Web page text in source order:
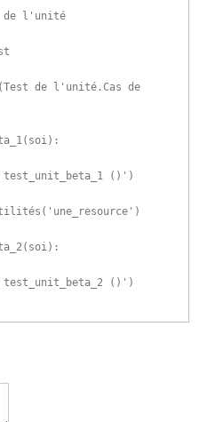
de l'unité
(Test de l'unité . Cas de
( soi) :
()' )
( 'une_resource' )
( soi) :
()' )